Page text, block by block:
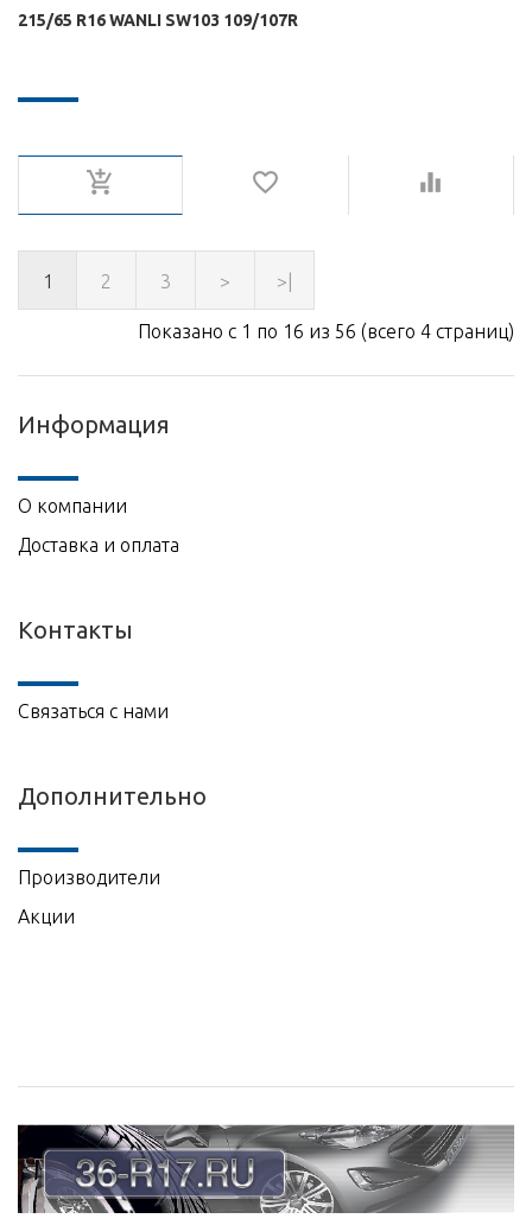
215/65 R16 WANLI SW103 109/107R
1 2 3 > >|
Показано с 1 по 16 из 56 (всего 4 страниц)
Информация
О компании
Доставка и оплата
Контакты
Связаться с нами
Дополнительно
Производители
Акции